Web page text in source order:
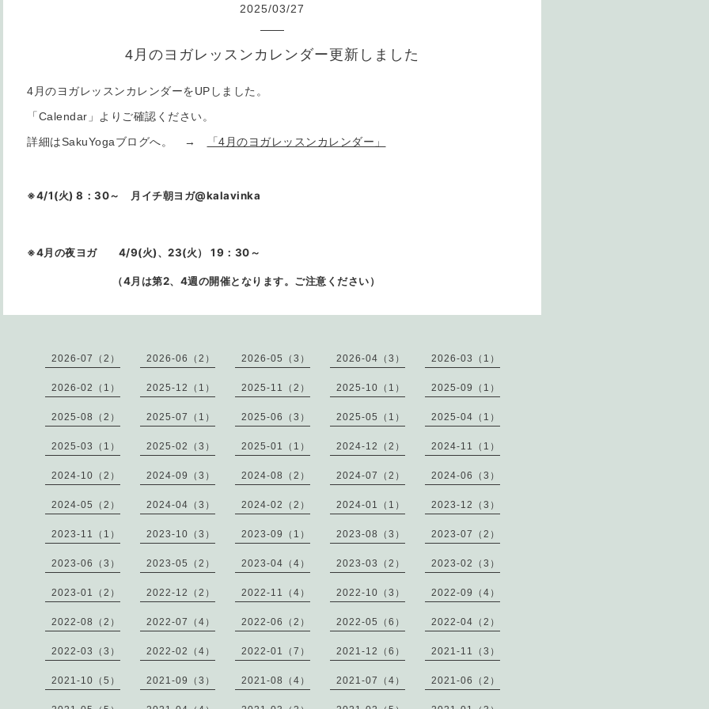
2025/03/27
4月のヨガレッスンカレンダー更新しました
4月のヨガレッスンカレンダーをUPしました。
「Calendar」よりご確認ください。
詳細はSakuYogaブログへ。 →
「4月のヨガレッスンカレンダー」
※4/1(火) 8：30～ 月イチ朝ヨガ@kalavinka
※4月の夜ヨガ 4/9(火)、23(火） 19：30～
（4月は第2、4週の開催となります。ご注意ください）
2026-07（2） 2026-06（2） 2026-05（3） 2026-04（3） 2026-03（1）
2026-02（1） 2025-12（1） 2025-11（2） 2025-10（1） 2025-09（1）
2025-08（2） 2025-07（1） 2025-06（3） 2025-05（1） 2025-04（1）
2025-03（1） 2025-02（3） 2025-01（1） 2024-12（2） 2024-11（1）
2024-10（2） 2024-09（3） 2024-08（2） 2024-07（2） 2024-06（3）
2024-05（2） 2024-04（3） 2024-02（2） 2024-01（1） 2023-12（3）
2023-11（1） 2023-10（3） 2023-09（1） 2023-08（3） 2023-07（2）
2023-06（3） 2023-05（2） 2023-04（4） 2023-03（2） 2023-02（3）
2023-01（2） 2022-12（2） 2022-11（4） 2022-10（3） 2022-09（4）
2022-08（2） 2022-07（4） 2022-06（2） 2022-05（6） 2022-04（2）
2022-03（3） 2022-02（4） 2022-01（7） 2021-12（6） 2021-11（3）
2021-10（5） 2021-09（3） 2021-08（4） 2021-07（4） 2021-06（2）